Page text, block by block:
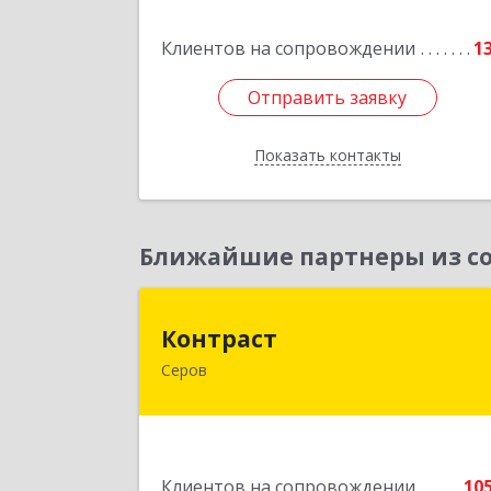
Клиентов на сопровождении
Отправить заявку
Показать контакты
Отправить заявку
Ближайшие партнеры из
Контраст
Серов624993, Свердловская обл, Серов г,